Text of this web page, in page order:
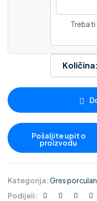
Treba ti
Količina:
Kategorija:Gres
Podijeli: